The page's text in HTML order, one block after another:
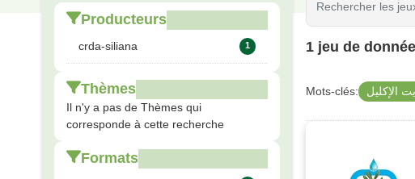
Producteurs
crda-siliana 1
Thèmes
Il n'y a pas de Thèmes qui
corresponde à cette recherche
Formats
1 jeu de
Mots-clés: